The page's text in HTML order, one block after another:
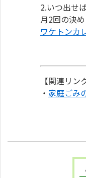
2.いつ出せ
月2回の決
ワケトンカ
【関連リン
・ 家庭ごみ